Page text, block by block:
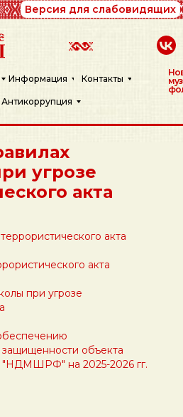
Версия для слабовидящих
Информация Контакты
Антикоррупция
угрозе
акта
акта
акта
при угрозе
объекта
на 2025-2026 гг.